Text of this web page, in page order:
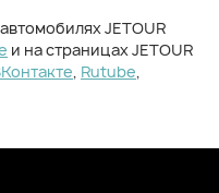
JETOUR
и на страницах JETOUR
, Rutube,